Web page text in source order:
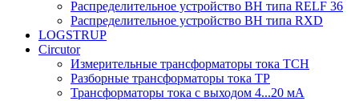
Распределительное устройство ВН типа RELF 36
Распределительное устройство ВН типа RXD
LOGSTRUP
Circutor
Измерительные трансформаторы тока TCH
Pазборные трансформаторы тока TP
Трансформаторы тока с выходом 4...20 мА